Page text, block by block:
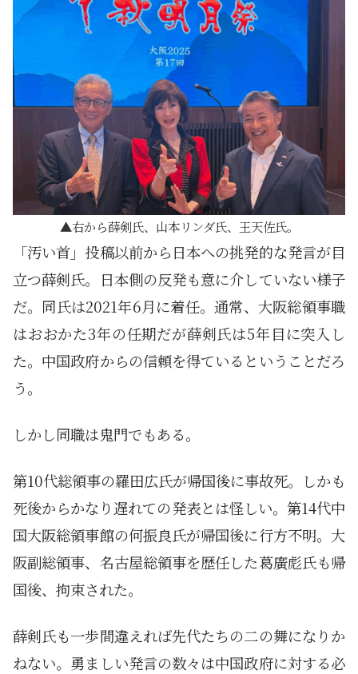
右から薛剣氏、山本リンダ氏、王天佐氏。
「汚い首」投稿以前から日本への挑発的な発言が目
立つ薛剣氏。日本側の反発も意に介していない様子
だ。同氏は2021年6月に着任。通常、大阪総領事職
はおおかた3年の任期だが薛剣氏は5年目に突入し
た。中国政府からの信頼を得ているということだろ
う。
しかし同職は鬼門でもある。
第10代総領事の羅田広氏が帰国後に事故死。しかも
死後からかなり遅れての発表とは怪しい。第14代中
国大阪総領事館の何振良氏が帰国後に行方不明。大
阪副総領事、名古屋総領事を歴任した葛廣彪氏も帰
国後、拘束された。
薛剣氏も一歩間違えれば先代たちの二の舞になりか
ねない。勇ましい発言の数々は中国政府に対する必